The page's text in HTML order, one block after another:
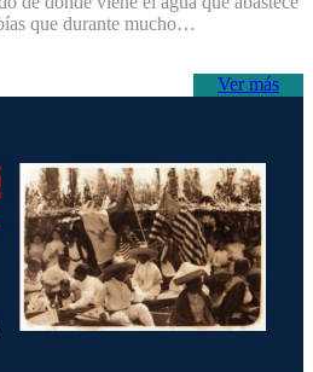
que durante mucho…
Ver más